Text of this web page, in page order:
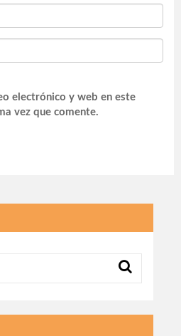
electrónico y web en este
vez que comente.